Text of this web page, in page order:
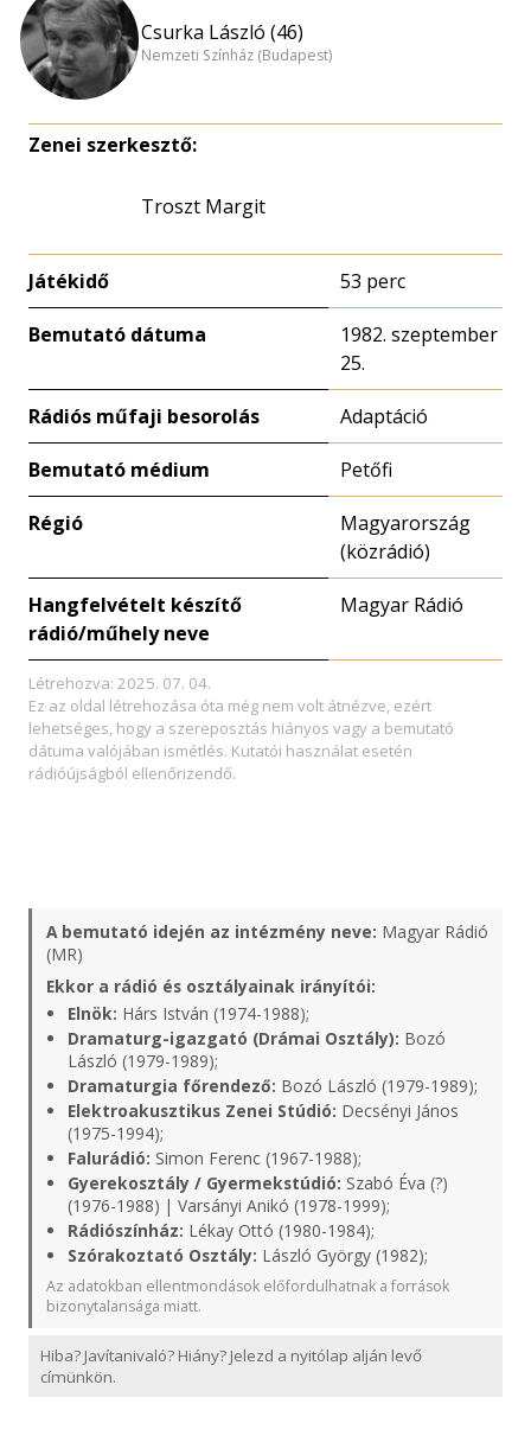
Csurka László (46)
Nemzeti Színház (Budapest)
Zenei szerkesztő:
Troszt Margit
Játékidő 53 perc
Bemutató dátuma
1982. szeptember
25.
Rádiós műfaji besorolás Adaptáció
Bemutató médium Petőfi
Régió
Magyarország
(közrádió)
Hangfelvételt készítő
rádió/műhely neve
Magyar Rádió
Létrehozva: 2025. 07. 04.
Ez az oldal létrehozása óta még nem volt átnézve, ezért
lehetséges, hogy a szereposztás hiányos vagy a bemutató
dátuma valójában ismétlés. Kutatói használat esetén
rádióújságból ellenőrizendő.
A bemutató idején az intézmény neve: Magyar Rádió
(MR)
Ekkor a rádió és osztályainak irányítói:
Elnök: Hárs István (1974-1988);
Dramaturg-igazgató (Drámai Osztály): Bozó
László (1979-1989);
Dramaturgia főrendező: Bozó László (1979-1989);
Elektroakusztikus Zenei Stúdió: Decsényi János
(1975-1994);
Falurádió: Simon Ferenc (1967-1988);
Gyerekosztály / Gyermekstúdió: Szabó Éva (?)
(1976-1988) | Varsányi Anikó (1978-1999);
Rádiószínház: Lékay Ottó (1980-1984);
Szórakoztató Osztály: László György (1982);
Az adatokban ellentmondások előfordulhatnak a források
bizonytalansága miatt.
Hiba? Javítanivaló? Hiány? Jelezd a nyitólap alján levő
címünkön.